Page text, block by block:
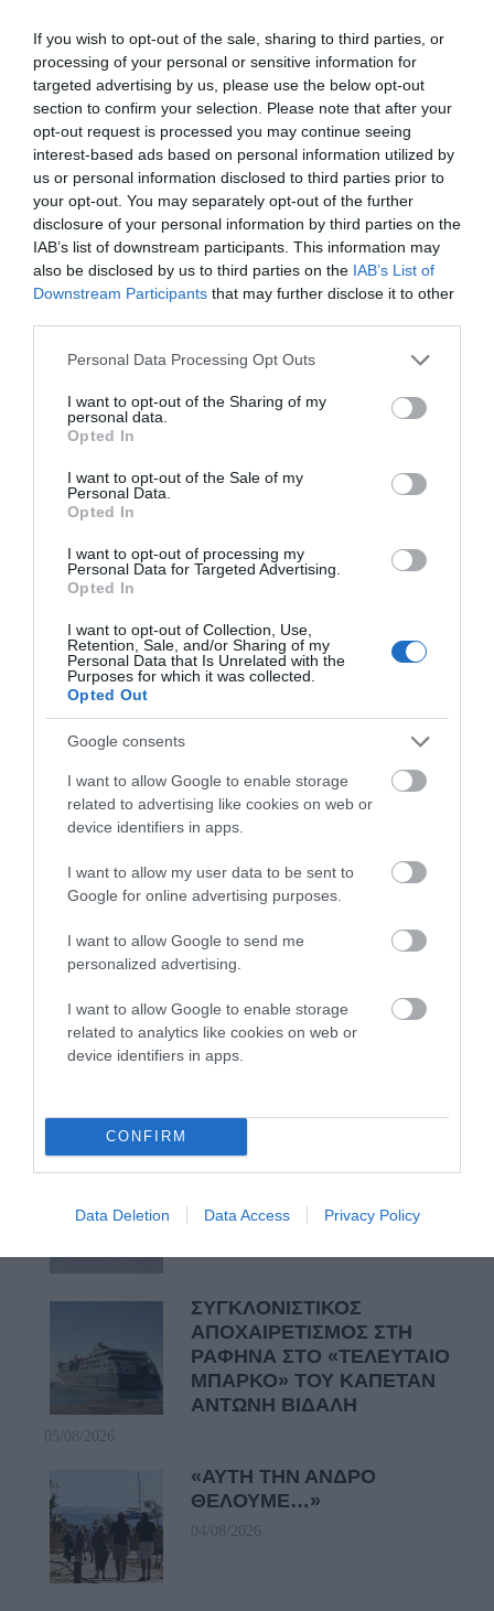
If you wish to opt-out of the sale, sharing to third parties, or
processing of your personal or sensitive information for
targeted advertising by us, please use the below opt-out
section to confirm your selection. Please note that after your
opt-out request is processed you may continue seeing
interest-based ads based on personal information utilized by
us or personal information disclosed to third parties prior to
your opt-out. You may separately opt-out of the further
disclosure of your personal information by third parties on the
IAB’s list of downstream participants. This information may
also be disclosed by us to third parties on the IAB’s List of
Downstream Participants that may further disclose it to other
Please note that this website/app uses one or more Google
not limited to your visit or usage behaviour. You may click to
grant or deny consent to Google and its third-party tags to
use your data for below specified purposes in below Google
consent section.
Personal Data Processing Opt Outs
I want to opt-out of the Sharing of my
personal data.
Opted In
I want to opt-out of the Sale of my
Personal Data.
Opted In
I want to opt-out of processing my
Personal Data for Targeted Advertising.
Opted In
I want to opt-out of Collection, Use,
Retention, Sale, and/or Sharing of my
Personal Data that Is Unrelated with the
Purposes for which it was collected.
Opted Out
Google consents
I want to allow Google to enable storage
related to advertising like cookies on web or
device identifiers in apps.
I want to allow my user data to be sent to
Google for online advertising purposes.
I want to allow Google to send me
personalized advertising.
I want to allow Google to enable storage
related to analytics like cookies on web or
device identifiers in apps.
CONFIRM
Data Deletion Data Access Privacy Policy
Προτεινόμενα άρθρα
Απαράδεκτη εμπειρία στη Ραφήνα. Φωτογραφίες από
βίντεο εκείνης της ώρας…
Η ΥΔΡΟΦΟΡΑ ΤΟΥ ΕΠΑΡΧΕΙΟΥ ΧΑΘΗΚΕ! ΟΠΩΣ
ΧΑΘΗΚΑΝ ΚΑΙ ΟΙ ΑΣΦΑΛΤΟΣΤΡΩΣΕΙΣ ΤΟΥ
ΕΠΑΡΧΕΙΟΥ! ΟΙ ΕΥΘΥΝΕΣ ΟΜΩΣ
ΠΑΡΑΜΕΝΟΥΝ…
ΣΗΜΑΝΤΙΚΟ ΑΡΧΑΙΟ ΝΑΥΑΓΙΟ ΤΗΣ ΑΝΔΡΟΥ!…»
ΑΝΟΙΧΤΗ ΕΠΙΣΤΟΛΗ ΠΑΛΑΙΟΠΟΛΗΣ: Προς K.
Μητσοτάκη, N. Κακλαμάνη, K. Χατζηδάκη
Πρόσφατα Άρθρα
Η νεολαία της Άνδρου είναι
εδώ. Χρειάζεται όμως
ευκαιρίες για να φανεί.
05/08/2026
Η Φιλαρμονική του
Μουσικού Συλλόγου
Άνδρου τίμησε τον
ΡΑΦΗΝΑ – ΘΕΟΥΤΑ
05/08/2026
ΣΥΓΚΛΟΝΙΣΤΙΚΟΣ
ΑΠΟΧΑΙΡΕΤΙΣΜΟΣ ΣΤΗ
ΡΑΦΗΝΑ ΣΤΟ «ΤΕΛΕΥΤΑΙΟ
ΜΠΑΡΚΟ» ΤΟΥ ΚΑΠΕΤΑΝ
ΑΝΤΩΝΗ ΒΙΔΑΛΗ
05/08/2026
«ΑΥΤΗ ΤΗΝ ΑΝΔΡΟ
ΘΕΛΟΥΜΕ…»
04/08/2026